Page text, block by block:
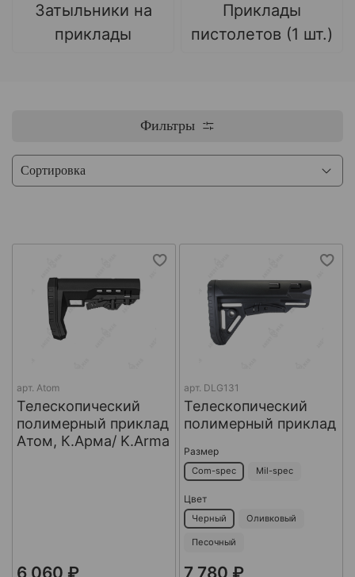
Затыльники на
приклады
Приклады
пистолетов (1 шт.)
Фильтры
арт. Atom
Телескопический
полимерный приклад
Атом, К.Арма/ K.Arma
6 060 ₽
арт. DLG131
Телескопический
полимерный приклад
Размер
Com-spec Mil-spec
Цвет
Черный Оливковый
Песочный
7 780 ₽